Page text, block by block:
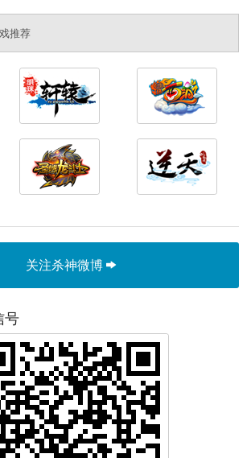
推荐
关注杀神微博
号